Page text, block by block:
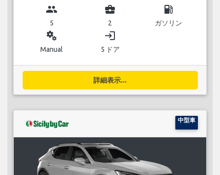
group
5
business_center
2
local_gas_station
ガソリン
miscellaneous_services
Manual
login
5 ドア
詳細表示...
中型車